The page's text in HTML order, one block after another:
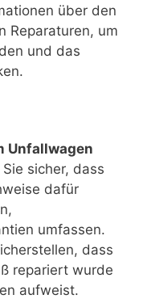
über den
Reparaturen, um
und das
Unfallwagen
sicher, dass
dafür
umfassen.
dass
repariert wurde
aufweist.